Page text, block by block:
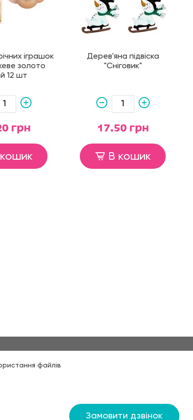
іграшок
золото
12 шт
грн
Дерев'яна підвіска
"Сніговик"
17.50 грн
В кошик
файлів
Замовити дзвінок